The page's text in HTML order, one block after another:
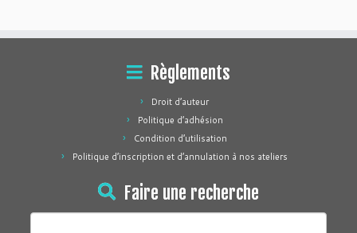
Règlements
Droit d’auteur
Politique d’adhésion
Condition d’utilisation
Politique d’inscription et d’annulation à nos ateliers
Faire une recherche